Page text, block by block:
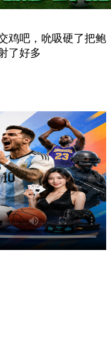
鸡吧，吮吸硬了把鲍
了好多